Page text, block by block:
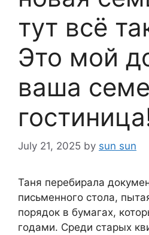
тут всё
Это мой
ваша
July 21, 2025 by sun sun
Таня перебирала
письменного стола,
порядок в бумагах,
годами. Среди старых